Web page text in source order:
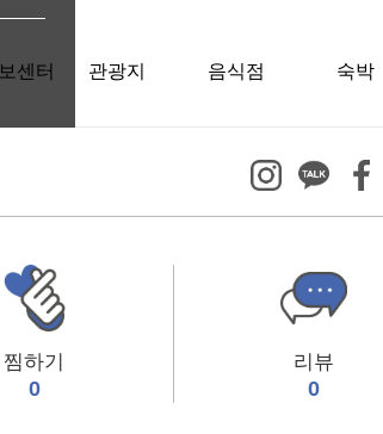
센터 관광지 음식점 숙박
찜하기
0
리뷰
0